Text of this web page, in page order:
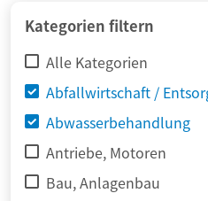
Kategorien filtern
Alle Kategorien
Abfallwirtschaft /
Abwasserbehandlung
Antriebe, Motoren
Bau, Anlagenbau